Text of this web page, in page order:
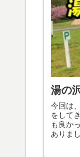
湯の
今回は
をして
も良か
ありま
たくな